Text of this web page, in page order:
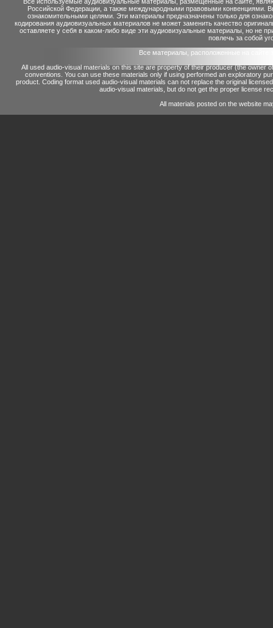
Российской Федерации, а также международными правовыми конвенциями.
ознакомительными целями. Эти материалы предназначены только для
кодирования аудиовизуальных материалов не может заменить качество
оставляете у себя в каком-либо виде эти аудиовизуальные материалы, но не
повлечь за собой
Все материалы, расположенные на сайте
All used audio-visual materials on this site are property of their producer (the owner
conventions. You can use these materials only if using performed an exploratory
product. Coding format used audio-visual materials can not replace the original
audio-visual materials, but do not get the proper license
All materials posted on the website